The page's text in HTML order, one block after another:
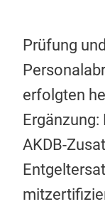
Prüfung
erfolgten
AKDB-